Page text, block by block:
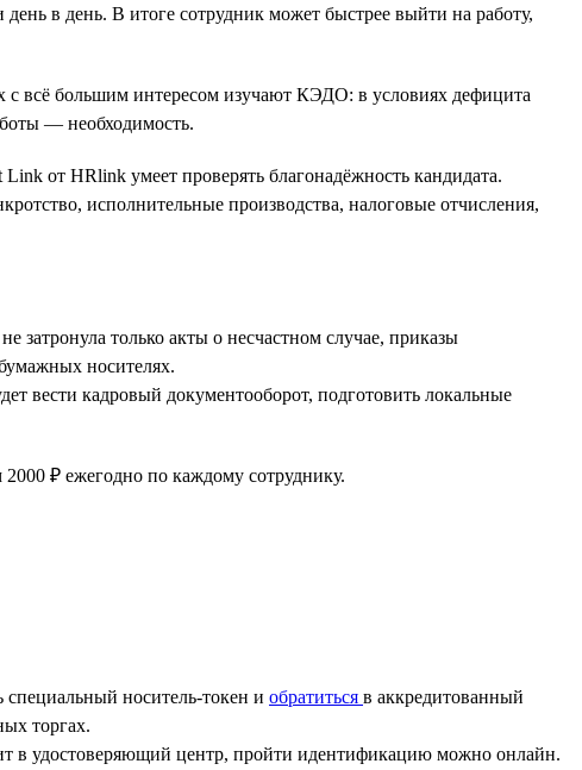
в день. В итоге сотрудник может быстрее выйти на работу,
всё большим интересом изучают КЭДО: в условиях дефицита
— необходимость.
от HRlink умеет проверять благонадёжность кандидата.
исполнительные производства, налоговые отчисления,
затронула только акты о несчастном случае, приказы
носителях.
вести кадровый документооборот, подготовить локальные
₽ ежегодно по каждому сотруднику.
носитель-токен и обратиться в аккредитованный
торгах.
в удостоверяющий центр, пройти идентификацию можно онлайн.